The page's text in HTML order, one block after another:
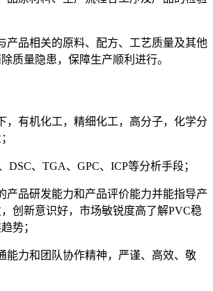
产品相关的原料、配方、工艺质量及其他
质量隐患，保障生产顺利进行。
，有机化工，精细化工，高分子，化学分
DSC、TGA、GPC、ICP等分析手段；
产品研发能力和产品评价能力并能指导产
创新意识好，市场敏锐度高了解PVC稳
势；
能力和团队协作精神，严谨、高效、敬